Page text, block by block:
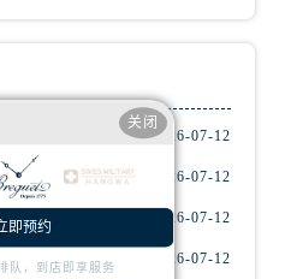
内蒙古自治区赤峰市红山区哈达街宝玑售后服务中心（需提前预约）
2026-07-12
官方权威公示｜2026年宝玑专柜服务网络焕新：昆明门店客户服务热线全核验 2026-07-12
2026-07-12
2026年7月宝玑呼和浩特官方专柜指南｜最新门店信息+专属客服热线，建议收藏 2026-07-12
关闭
即预约
队，到店即享服务